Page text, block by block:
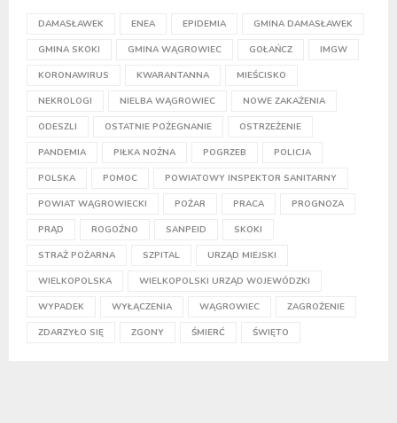
DAMASŁAWEK ENEA EPIDEMIA GMINA DAMASŁAWEK
GMINA SKOKI GMINA WĄGROWIEC GOŁAŃCZ IMGW
KORONAWIRUS KWARANTANNA MIEŚCISKO
NEKROLOGI NIELBA WĄGROWIEC NOWE ZAKAŻENIA
ODESZLI OSTATNIE POŻEGNANIE OSTRZEŻENIE
PANDEMIA PIŁKA NOŻNA POGRZEB POLICJA
POLSKA POMOC POWIATOWY INSPEKTOR SANITARNY
POWIAT WĄGROWIECKI POŻAR PRACA PROGNOZA
PRĄD ROGOŹNO SANPEID SKOKI
STRAŻ POŻARNA SZPITAL URZĄD MIEJSKI
WIELKOPOLSKA WIELKOPOLSKI URZĄD WOJEWÓDZKI
WYPADEK WYŁĄCZENIA WĄGROWIEC ZAGROŻENIE
ZDARZYŁO SIĘ ZGONY ŚMIERĆ ŚWIĘTO